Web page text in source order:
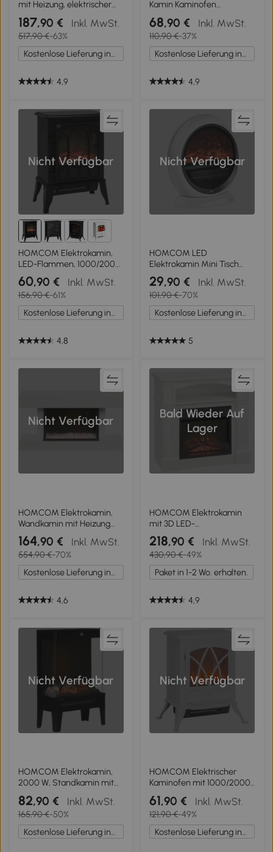
mit Heizung, elektrischer
Kamin mit LED
Flammeneffekt und 3
Helligkeiten 2000W
Dekokamin mit
Einstellbarer Thermostat
Fernbedienung Weiß
187,90 € Inkl. MwSt.
517,90 €-63%
Kostenlose Lieferung innerhalb Deutschlands
4,9
Kamin Kaminofen
Elektrischer Wandkamin
(Modell6)
68,90 € Inkl. MwSt.
110,90 €-37%
Kostenlose Lieferung innerhalb Deutschlands
4,9
Nicht Verfügbar
1+
HOMCOM Elektrokamin,
LED-Flammen, 1000/2000
W, regelbare Temperatur &
Helligkeit, Metall, 39 x 23 x
56,5 cm
60,90 € Inkl. MwSt.
156,90 €-61%
Kostenlose Lieferung innerhalb Deutschlands
4,8
Nicht Verfügbar
HOMCOM LED
Elektrokamin Mini Tisch
Standkamin Kaminofen mit
Flammeneffekt 1500W
ABS-Kunststoff Weiß 30,5 x
18 x 35 cm
29,90 € Inkl. MwSt.
101,90 €-70%
Kostenlose Lieferung innerhalb Deutschlands
5
Nicht Verfügbar
HOMCOM Elektrokamin,
Wandkamin mit Heizung
2000 W, LED 3D-
Flammeneffekt, Kristalle, in
11 Farben mit 3
Helligkeitsstufen,
Elektrischer Kamin mit
Wandmontage, Weiß
164,90 € Inkl. MwSt.
554,90 €-70%
Kostenlose Lieferung innerhalb Deutschlands
4,6
Bald Wieder Auf
Lager
HOMCOM Elektrokamin
mit 3D LED-
Flammeneffekt,
Heizkapazität 30 m²,
Fernbedienung,
Weiß/Schwarz
218,90 € Inkl. MwSt.
430,90 €-49%
Paket in 1-2 Wo. erhalten.
4,9
Nicht Verfügbar
HOMCOM Elektrokamin,
2000 W, Standkamin mit
Heizung LED 3D-
Flammeneffekt, 4
Helligkeitsstufen,
Elektrischer Kamin mit
Thermostat,
82,90 € Inkl. MwSt.
165,90 €-50%
Nicht Verfügbar
HOMCOM Elektrischer
Kaminofen mit 1000/2000
W, dekorativer
Elektrokamin mit LED
Flammeneffekt, Weiß
61,90 € Inkl. MwSt.
121,90 €-49%